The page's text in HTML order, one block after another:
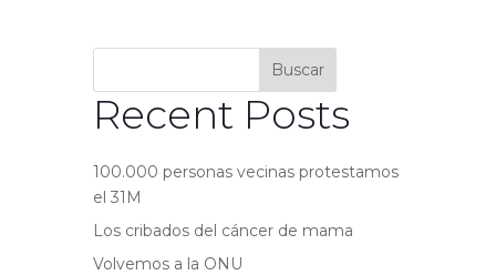
Buscar
Recent Posts
100.000 personas vecinas protestamos
el 31M
Los cribados del cáncer de mama
Volvemos a la ONU